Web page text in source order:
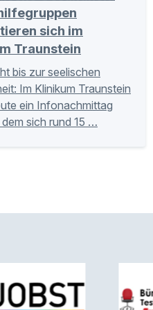
sich im
Traunstein
bis zur seelischen
Im Klinikum Traunstein
ein Infonachmittag
sich rund 15 …